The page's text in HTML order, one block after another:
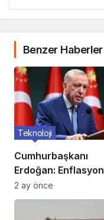
Benzer Haberler
Cumhurbaşkanı
Erdoğan: Enflasyon
verileri umutlarımızı
artırdı
Teknoloji
2 ay önce